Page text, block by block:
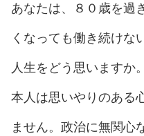
あなたは、８０歳を過
くなっても働き続けな
人生をどう思いますか
本人は思いやりのある
ません。政治に無関心